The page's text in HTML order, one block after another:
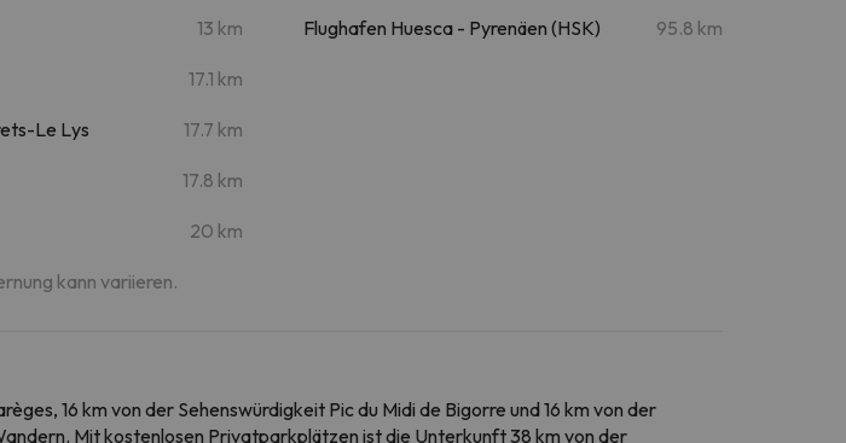
13 km
17.1 km
Le Lys 17.7 km
17.8 km
20 km
Flughafen Huesca - Pyrenäen (HSK) 95.8 km
kann variieren.
16 km von der Sehenswürdigkeit Pic du Midi de Bigorre und 16 km von der
Mit kostenlosen Privatparkplätzen ist die Unterkunft 38 km von der